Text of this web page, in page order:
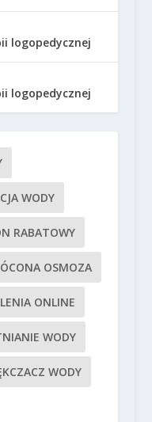
logopedycznej
logopedycznej
WODY
RABATOWY
OSMOZA
ONLINE
WODY
WODY